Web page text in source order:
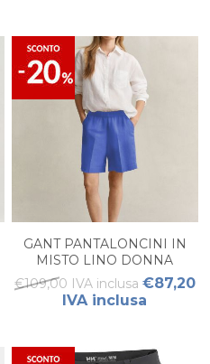
GANT PANTALONCINI IN
MISTO LINO DONNA
€109,00 IVA inclusa €87,20
IVA inclusa